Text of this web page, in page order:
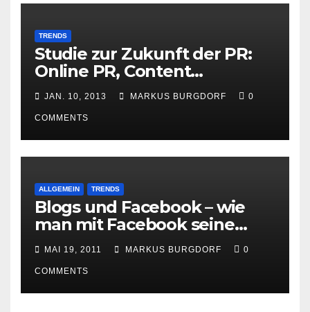
TRENDS
Studie zur Zukunft der PR:
Online PR, Content
Marketing und Social Media
gewinnen
JAN. 10, 2013 MARKUS BURGDORF 0
COMMENTS
ALLGEMEIN TRENDS
Blogs und Facebook – wie
man mit Facebook seine
Besucher effektiv reduzieren
kann
MAI 19, 2011 MARKUS BURGDORF 0
COMMENTS